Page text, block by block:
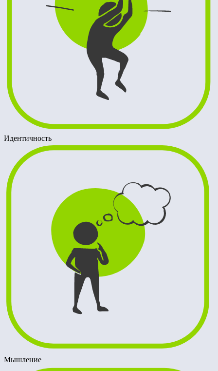
Идентичность
Мышление